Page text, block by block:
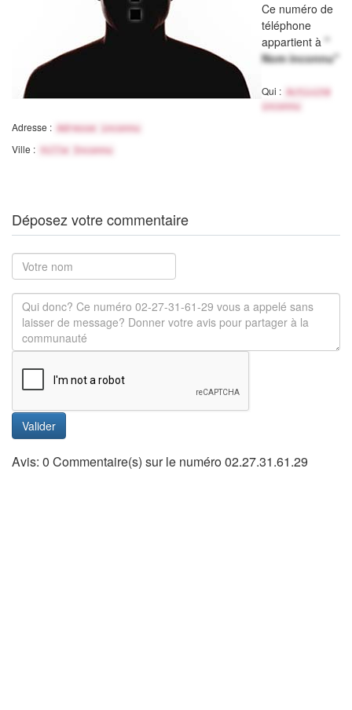
Ce numéro de
téléphone
appartient à "
Nom inconnu"
Qui :
Activité
inconnu
Adresse : Adresse inconnu
Ville : Ville Inconnu
Déposez votre commentaire
Valider
Avis: 0 Commentaire(s) sur le numéro 02.27.31.61.29